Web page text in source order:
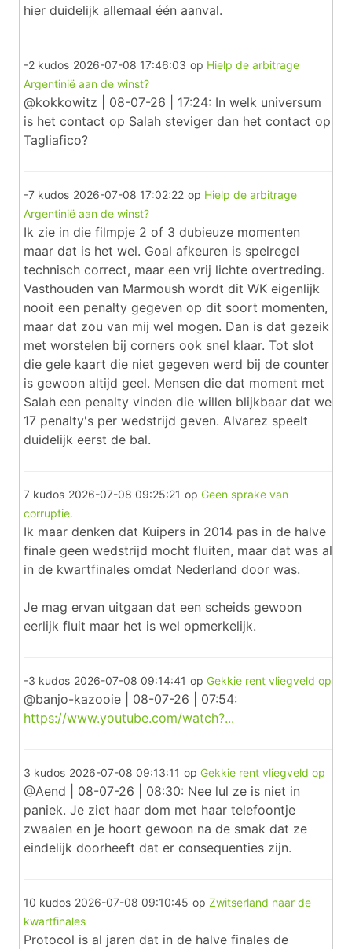
hier duidelijk allemaal één aanval.
-2 kudos 2026-07-08 17:46:03 op Hielp de arbitrage
Argentinië aan de winst?
@kokkowitz | 08-07-26 | 17:24: In welk universum
is het contact op Salah steviger dan het contact op
Tagliafico?
-7 kudos 2026-07-08 17:02:22 op Hielp de arbitrage
Argentinië aan de winst?
Ik zie in die filmpje 2 of 3 dubieuze momenten
maar dat is het wel. Goal afkeuren is spelregel
technisch correct, maar een vrij lichte overtreding.
Vasthouden van Marmoush wordt dit WK eigenlijk
nooit een penalty gegeven op dit soort momenten,
maar dat zou van mij wel mogen. Dan is dat gezeik
met worstelen bij corners ook snel klaar. Tot slot
die gele kaart die niet gegeven werd bij de counter
is gewoon altijd geel. Mensen die dat moment met
Salah een penalty vinden die willen blijkbaar dat we
17 penalty's per wedstrijd geven. Alvarez speelt
duidelijk eerst de bal.
7 kudos 2026-07-08 09:25:21 op Geen sprake van
corruptie.
Ik maar denken dat Kuipers in 2014 pas in de halve
finale geen wedstrijd mocht fluiten, maar dat was al
in de kwartfinales omdat Nederland door was.
Je mag ervan uitgaan dat een scheids gewoon
eerlijk fluit maar het is wel opmerkelijk.
-3 kudos 2026-07-08 09:14:41 op Gekkie rent vliegveld op
@banjo-kazooie | 08-07-26 | 07:54:
https://www.youtube.com/watch?...
3 kudos 2026-07-08 09:13:11 op Gekkie rent vliegveld op
@Aend | 08-07-26 | 08:30: Nee lul ze is niet in
paniek. Je ziet haar dom met haar telefoontje
zwaaien en je hoort gewoon na de smak dat ze
eindelijk doorheeft dat er consequenties zijn.
10 kudos 2026-07-08 09:10:45 op Zwitserland naar de
kwartfinales
Protocol is al jaren dat in de halve finales de